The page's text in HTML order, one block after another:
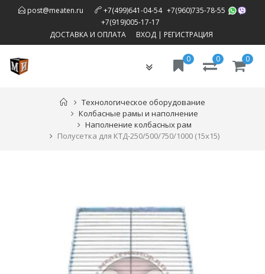
post@meaten.ru +7(499)641-04-54, +7(960)735-78-55
+7(919)005-17-17
ДОСТАВКА И ОПЛАТА
ВХОД| РЕГИСТРАЦИЯ
Toggle
0
0
0
Технологическое оборудование
Колбасные рамы и наполнение
Наполнение колбасных рам
Полусетка для КТД-250/500/750/1000 (15х15)